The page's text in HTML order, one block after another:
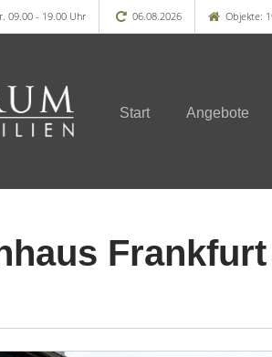
09.00 - 19.00 Uhr 06.08.2026 Objekte:
Start Angebote
Frankfurt